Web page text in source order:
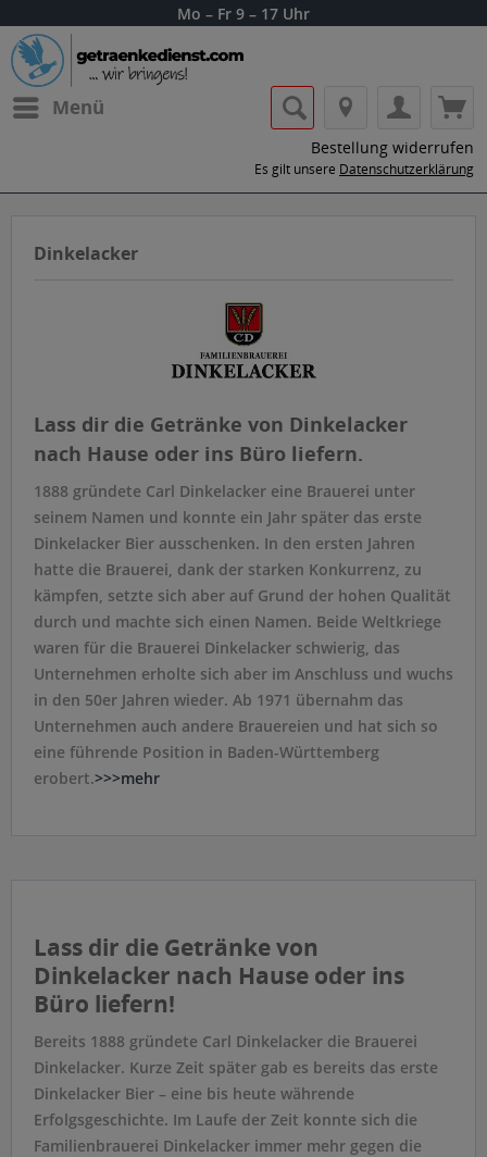
Mo – Fr 9 – 17 Uhr
Menü
Bestellung widerrufen
Es gilt unsere Datenschutzerklärung
Dinkelacker
Lass dir die Getränke von Dinkelacker
nach Hause oder ins Büro liefern.
1888 gründete Carl Dinkelacker eine Brauerei unter
seinem Namen und konnte ein Jahr später das erste
Dinkelacker Bier ausschenken. In den ersten Jahren
hatte die Brauerei, dank der starken Konkurrenz, zu
kämpfen, setzte sich aber auf Grund der hohen Qualität
durch und machte sich einen Namen. Beide Weltkriege
waren für die Brauerei Dinkelacker schwierig, das
Unternehmen erholte sich aber im Anschluss und wuchs
in den 50er Jahren wieder. Ab 1971 übernahm das
Unternehmen auch andere Brauereien und hat sich so
eine führende Position in Baden-Württemberg
erobert.>>>mehr
Lass dir die Getränke von
Dinkelacker nach Hause oder ins
Büro liefern!
Bereits 1888 gründete Carl Dinkelacker die Brauerei
Dinkelacker. Kurze Zeit später gab es bereits das erste
Dinkelacker Bier – eine bis heute währende
Erfolgsgeschichte. Im Laufe der Zeit konnte sich die
Familienbrauerei Dinkelacker immer mehr gegen die